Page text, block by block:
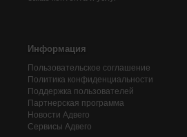
Информация
Пользовательское соглашение
Политика конфиденциальности
Поддержка пользователей
Партнерская программа
Новости Адвего
Сервисы Адвего